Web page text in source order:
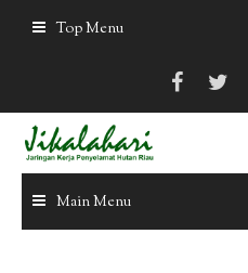
Top Menu
Main Menu